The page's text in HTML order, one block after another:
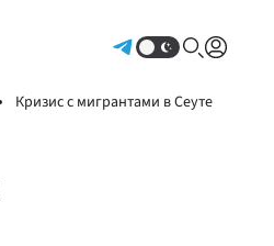
Кризис с мигрантами в Сеуте